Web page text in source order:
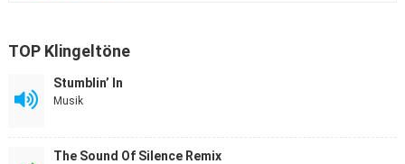
TOP Klingeltöne
Stumblin’ In
Musik
The Sound Of Silence Remix